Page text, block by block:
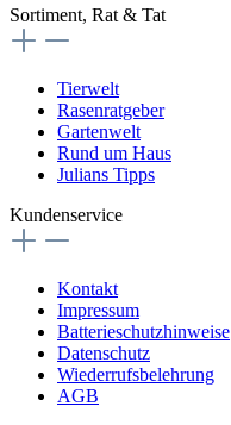
Sortiment, Rat & Tat
Tierwelt
Rasenratgeber
Gartenwelt
Rund um Haus
Julians Tipps
Kundenservice
Kontakt
Impressum
Batterieschutzhinweise
Datenschutz
Wiederrufsbelehrung
AGB